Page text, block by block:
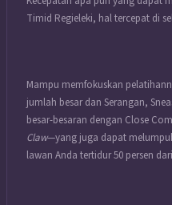
Timid Regieleki, hal tercepat di
Mampu memfokuskan
jumlah besar dan Serangan,
besar-besaran dengan Close
Claw—yang juga dapat
lawan Anda tertidur 50 persen